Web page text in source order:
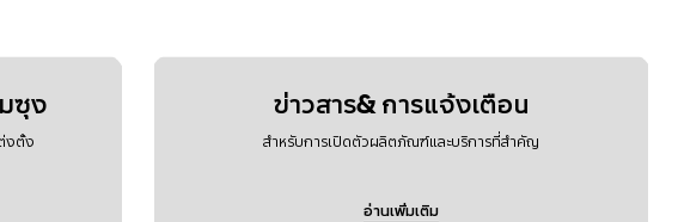
ซุง
งตั้ง
ข่าวสาร& การแจ้งเตือน
สำหรับการเปิดตัวผลิตภัณฑ์และบริการที่สำคัญ
อ่านเพิ่มเติม